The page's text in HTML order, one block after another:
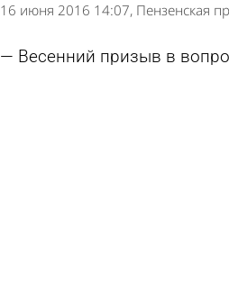
16 июня 2016 14:07 Пензенская
Весенний призыв в